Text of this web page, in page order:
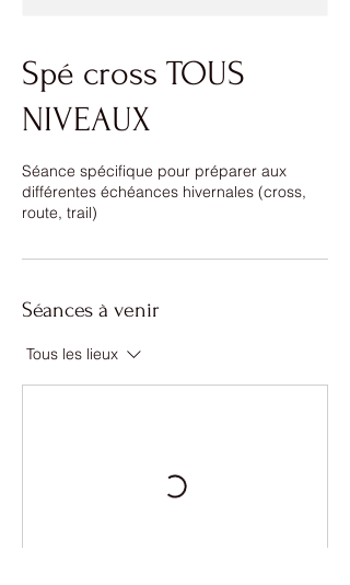
Spé cross TOUS
NIVEAUX
Séance spécifique pour préparer aux
différentes échéances hivernales (cross,
route, trail)
Séances à venir
Tous les lieux